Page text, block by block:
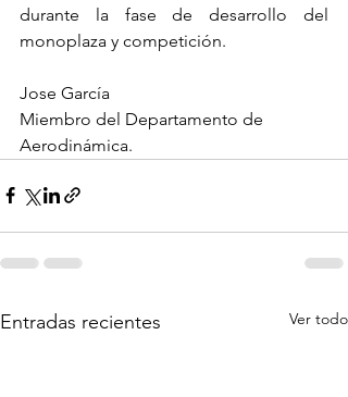
durante la fase de desarrollo del
monoplaza y competición.
Jose García
Miembro del Departamento de
Aerodinámica.
Entradas recientes Ver todo